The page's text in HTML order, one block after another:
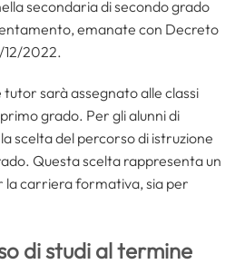
secondaria di secondo grado
emanate con Decreto
12/2022.
sarà assegnato alle classi
grado. Per gli alunni di
scelta del percorso di istruzione
Questa scelta rappresenta un
la carriera formativa, sia per
di studi al termine